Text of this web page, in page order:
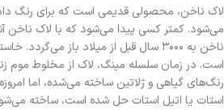
لاک ناخن، محصولی قدیمی است که برای رنگ
می‌شود. کمتر کسی پیدا می‌شود که با لاک ناخن
ناخن به ۳۰۰۰ سال قبل از میلاد باز
است. در زمان سلسله مینگ، لاک از مخلوط موم
رنگ‌های گیاهی و ژلاتین ساخته می‌شده، اما
استات یا‌ اتیل استات حل شده است، ساخته